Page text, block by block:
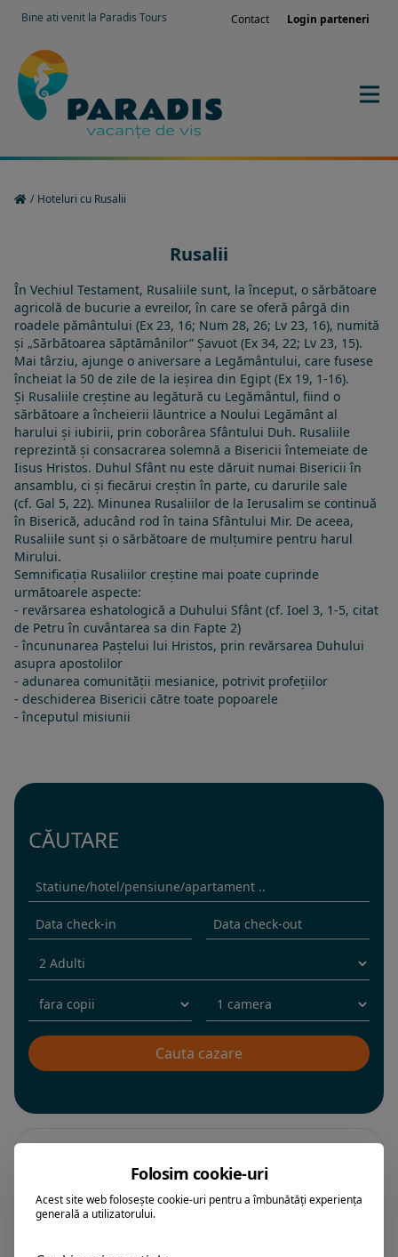
Bine ati venit la Paradis Tours Contact Login parteneri
/ Hoteluri cu Rusalii
Rusalii
În Vechiul Testament, Rusaliile sunt, la început, o sărbătoare
agricolă de bucurie a evreilor, în care se oferă pârgă din
roadele pământului (Ex 23, 16; Num 28, 26; Lv 23, 16), numită
și „Sărbătoarea săptămânilor” Șavuot (Ex 34, 22; Lv 23, 15).
Mai târziu, ajunge o aniversare a Legământului, care fusese
încheiat la 50 de zile de la ieșirea din Egipt (Ex 19, 1-16).
Și Rusaliile creștine au legătură cu Legământul, fiind o
sărbătoare a încheierii lăuntrice a Noului Legământ al
harului și iubirii, prin coborârea Sfântului Duh. Rusaliile
reprezintă și consacrarea solemnă a Bisericii întemeiate de
Iisus Hristos. Duhul Sfânt nu este dăruit numai Bisericii în
ansamblu, ci și fiecărui creștin în parte, cu darurile sale
(cf. Gal 5, 22). Minunea Rusaliilor de la Ierusalim se continuă
în Biserică, aducând rod în taina Sfântului Mir. De aceea,
Rusaliile sunt și o sărbătoare de mulțumire pentru harul
Mirului.
Semnificația Rusaliilor creștine mai poate cuprinde
următoarele aspecte:
- revărsarea eshatologică a Duhului Sfânt (cf. Ioel 3, 1-5, citat
de Petru în cuvântarea sa din Fapte 2)
- încununarea Paștelui lui Hristos, prin revărsarea Duhului
asupra apostolilor
- adunarea comunității mesianice, potrivit profețiilor
- deschiderea Bisericii către toate popoarele
- începutul misiunii
CĂUTARE
Folosim cookie-uri
Acest site web folosește cookie-uri pentru a îmbunătăți experiența
generală a utilizatorului.